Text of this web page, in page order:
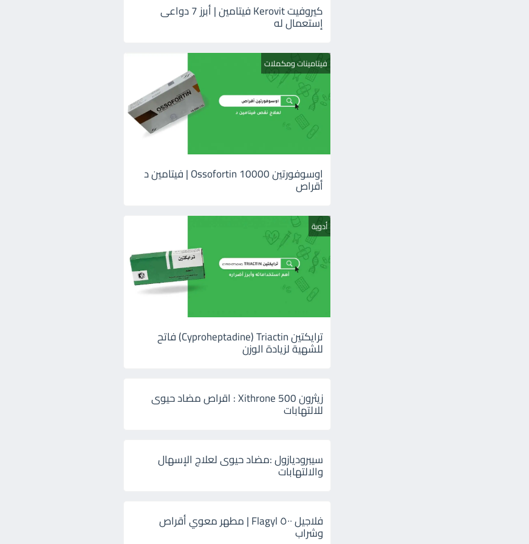
كيروفيت Kerovit فيتامين | أبرز 7 دواعى
إستعمال له
فيتامينات ومكملات
اوسوفورتين 10000 Ossofortin | فيتامين د
أقراص
أدوية
ترايكتين Cyproheptadine) Triactin) فاتح
للشهية لزيادة الوزن
زيثرون 500 Xithrone : اقراص مضاد حيوى
للالتهابات
سيبروديازول :مضاد حيوى لعلاج الإسهال
والالتهابات
فلاجيل ٥٠٠ Flagyl | مطهر معوي أقراص
وشراب